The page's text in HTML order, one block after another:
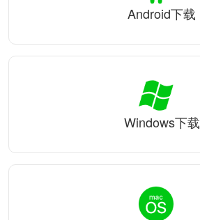
Android下载
Windows下载